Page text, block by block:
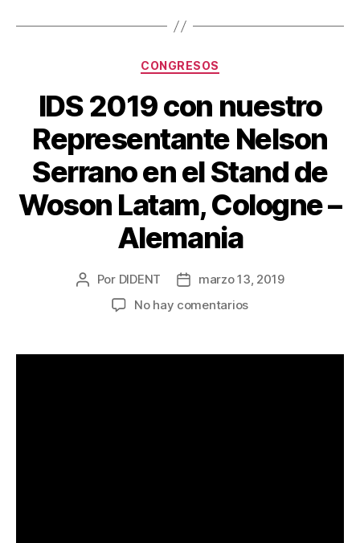
CONGRESOS
IDS 2019 con nuestro
Representante Nelson
Serrano en el Stand de
Woson Latam, Cologne –
Alemania
Por DIDENT
marzo 13, 2019
No hay comentarios